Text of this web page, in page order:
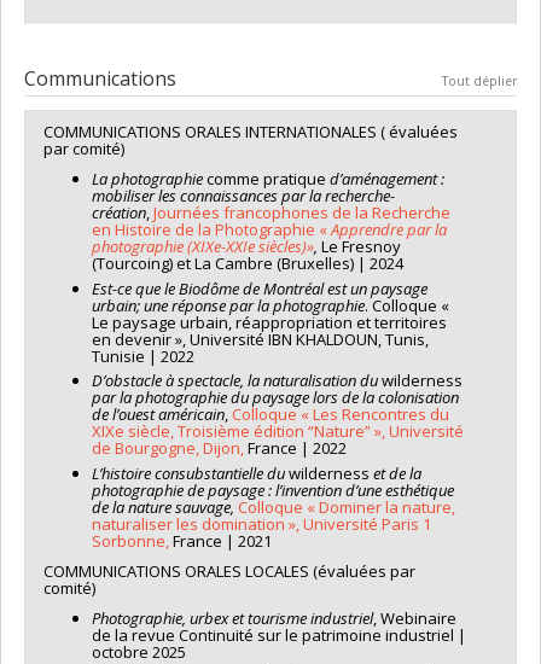
Communications Tout déplier
COMMUNICATIONS ORALES INTERNATIONALES ( évaluées
par comité)
La photographiecomme pratique d’aménagement :
mobiliser les connaissances par la recherche-
création,Journées francophones de la Recherche
en Histoire de la Photographie «Apprendre par la
photographie (XIXe-XXIe siècles)», Le Fresnoy
(Tourcoing) et La Cambre (Bruxelles) | 2024
Est-ce que le Biodôme de Montréal est un paysage
urbain; une réponse par la photographie. Colloque «
Le paysage urbain, réappropriation et territoires
en devenir », Université IBN KHALDOUN, Tunis,
Tunisie | 2022
D’obstacle à spectacle, la naturalisation duwilderness
par la photographie du paysage lors de la colonisation
de l’ouest américain, Colloque « Les Rencontres du
XIXe siècle, Troisième édition “Nature” », Université
de Bourgogne, Dijon,France | 2022
L’histoire consubstantielle duwilderness et de la
photographie de paysage : l’invention d’une esthétique
de la nature sauvage, Colloque « Dominer la nature,
naturaliser les domination », Université Paris 1
Sorbonne, France | 2021
COMMUNICATIONS ORALES LOCALES (évaluées par
comité)
Photographie, urbex et tourisme industriel, Webinaire
de la revue Continuité sur le patrimoine industriel |
octobre 2025